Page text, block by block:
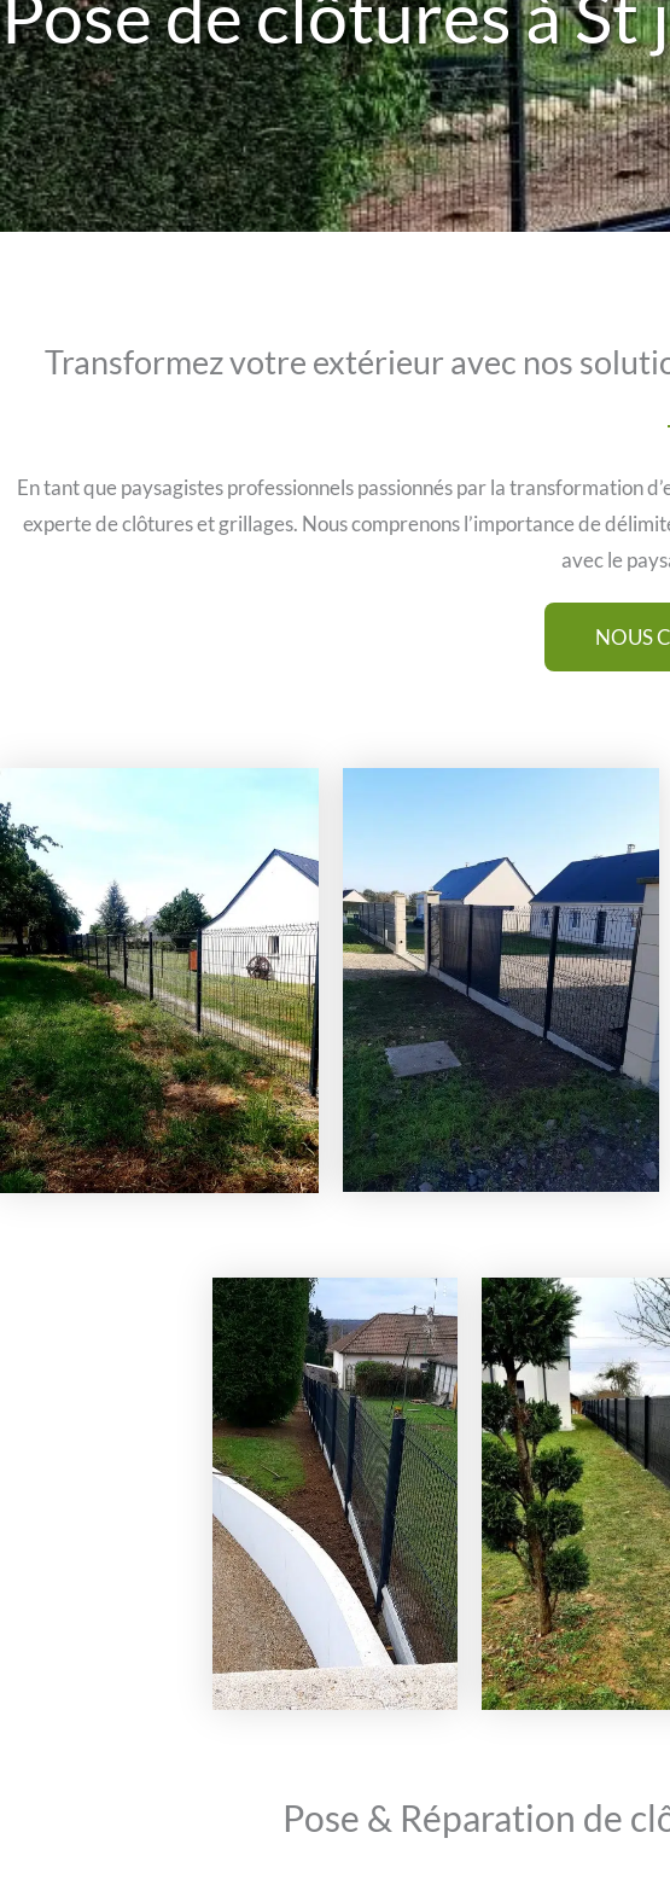
Transformez votre extérieur avec nos
En tant que paysagistes professionnels passionnés par la transformation
experte de clôtures et grillages. Nous comprenons l’importance de
avec le
NOUS
Pose & Réparation de